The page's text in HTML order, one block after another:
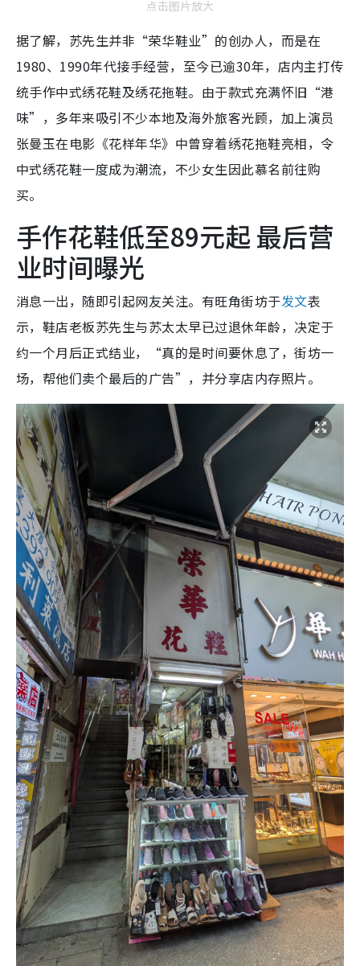
点击图片放大
据了解，苏先生并非“荣华鞋业”的创办人，而是在
1980、1990年代接手经营，至今已逾30年，店内主打传
统手作中式绣花鞋及绣花拖鞋。由于款式充满怀旧“港
味”，多年来吸引不少本地及海外旅客光顾，加上演员
张曼玉在电影《花样年华》中曾穿着绣花拖鞋亮相，令
中式绣花鞋一度成为潮流，不少女生因此慕名前往购
买。
手作花鞋低至89元起 最后营
业时间曝光
消息一出，随即引起网友关注。有旺角街坊于发文表
示，鞋店老板苏先生与苏太太早已过退休年龄，决定于
约一个月后正式结业，“真的是时间要休息了，街坊一
场，帮他们卖个最后的广告”，并分享店内存照片。